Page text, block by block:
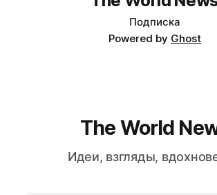
Подписка
Powered by Ghost
The World
Идеи, взгляды,